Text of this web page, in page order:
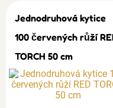
Jednodruhová kytice
100 červených růží
TORCH 50 cm